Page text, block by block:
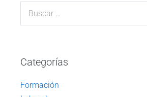
o
k
p
Categorías
Formación